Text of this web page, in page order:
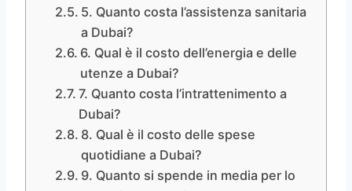
5. Quanto costa l’assistenza sanitaria
a Dubai?
6. Qual è il costo dell’energia e delle
utenze a Dubai?
7. Quanto costa l’intrattenimento a
Dubai?
8. Qual è il costo delle spese
quotidiane a Dubai?
9. Quanto si spende in media per lo